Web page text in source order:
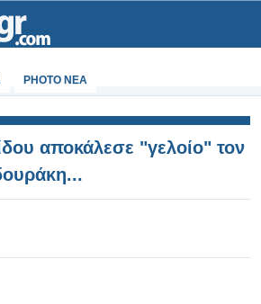
PHOTO NEA
αποκάλεσε "γελοίο" τον